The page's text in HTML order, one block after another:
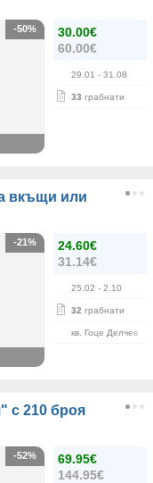
30.00€
60.00€
29.01 - 31.08
33 грабнати
-50%
вкъщи или
24.60€
31.14€
25.02 - 2.10
32 грабнати
кв. Гоце Делчев
-21%
с 210 броя
69.95€
144.95€
-52%